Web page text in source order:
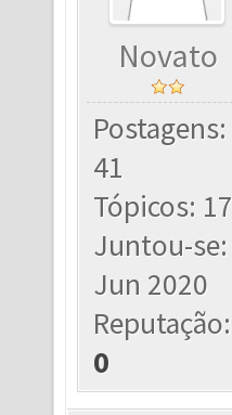
Novato
Postagens:
41
Tópicos: 17
Juntou-se:
Jun 2020
Reputação:
0